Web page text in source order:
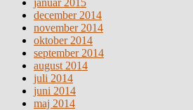
december 2014
november 2014
oktober 2014
september 2014
august 2014
juli 2014
juni 2014
maj 2014